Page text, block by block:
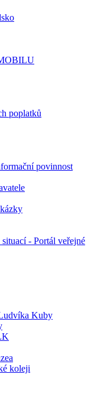
poplatků
povinnost
- Portál veřejné
Kuby
koleji